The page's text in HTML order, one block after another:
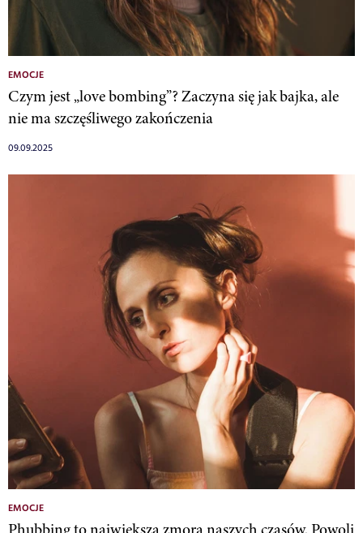
EMOCJE
Czym jest „love bombing”? Zaczyna się jak bajka, ale
nie ma szczęśliwego zakończenia
09.09.2025
EMOCJE